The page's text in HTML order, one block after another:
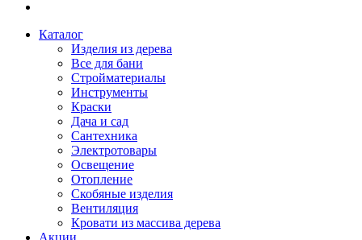
Каталог
Изделия из дерева
Все для бани
Стройматериалы
Инструменты
Краски
Дача и сад
Сантехника
Электротовары
Освещение
Отопление
Скобяные изделия
Вентиляция
Кровати из массива дерева
Акции